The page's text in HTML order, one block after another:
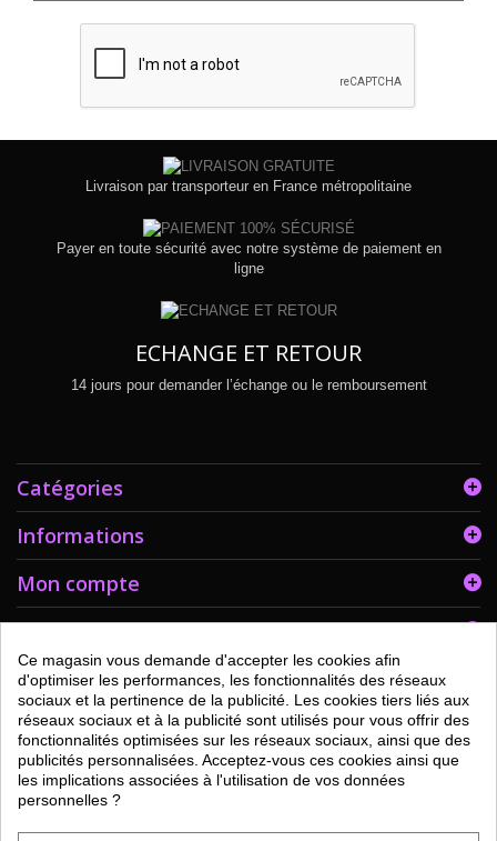
Livraison par transporteur en France métropolitaine
Payer en toute sécurité avec notre système de paiement en
ligne
ECHANGE ET RETOUR
14 jours pour demander l’échange ou le remboursement
Catégories
Informations
Mon compte
Informations sur votre boutique
Ce magasin vous demande d'accepter les cookies afin
d'optimiser les performances, les fonctionnalités des réseaux
sociaux et la pertinence de la publicité. Les cookies tiers liés aux
réseaux sociaux et à la publicité sont utilisés pour vous offrir des
fonctionnalités optimisées sur les réseaux sociaux, ainsi que des
publicités personnalisées. Acceptez-vous ces cookies ainsi que
les implications associées à l'utilisation de vos données
personnelles ?